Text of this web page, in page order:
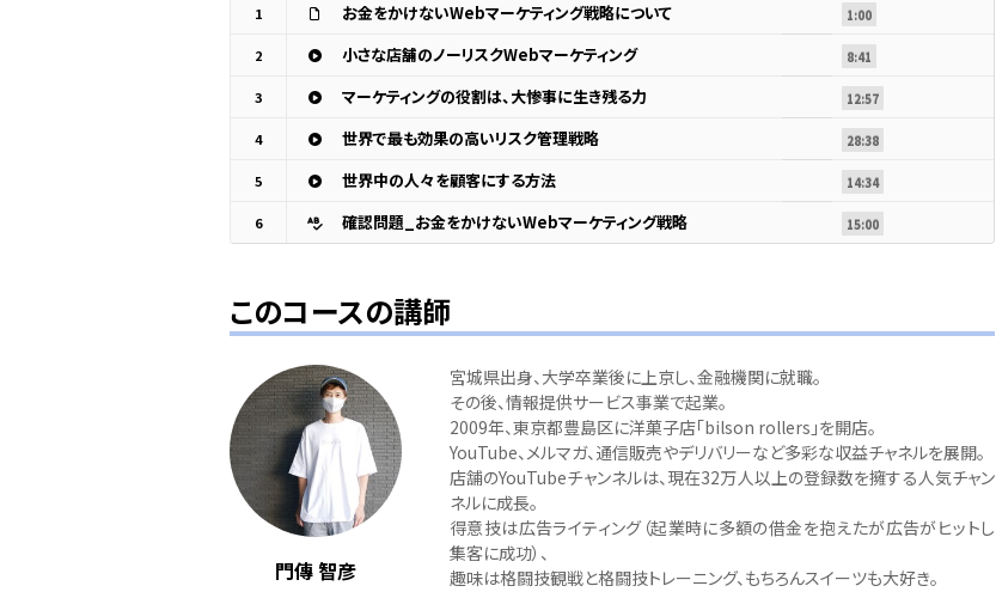
1
お金をかけないWebマーケティング戦略について 1:00
2 小さな店舗のノーリスクWebマーケティング 8:41
3 マーケティングの役割は、大惨事に生き残る力 12:57
4 世界で最も効果の高いリスク管理戦略 28:38
5 世界中の人々を顧客にする方法 14:34
6 確認問題_お金をかけないWebマーケティング戦略 15:00
このコースの講師
門傳 智彦
宮城県出身、大学卒業後に上京し、金融機関に就職。
その後、情報提供サービス事業で起業。
2009年、東京都豊島区に洋菓子店「bilson rollers」を開店。
YouTube、メルマガ、通信販売やデリバリーなど多彩な収益チャネルを展開。
店舗のYouTubeチャンネルは、現在32万人以上の登録数を擁する人気チャン
ネルに成長。
得意技は広告ライティング（起業時に多額の借金を抱えたが広告がヒットし
集客に成功）、
趣味は格闘技観戦と格闘技トレーニング、もちろんスイーツも大好き。